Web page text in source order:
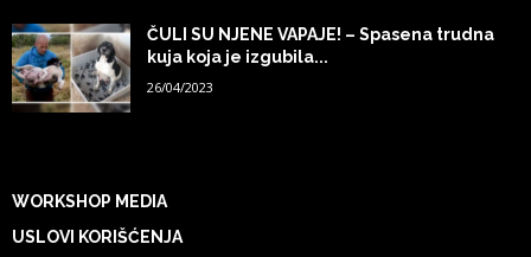
ČULI SU NJENE VAPAJE! – Spasena trudna
kuja koja je izgubila...
26/04/2023
WORKSHOP MEDIA
USLOVI KORIŠĆENJA